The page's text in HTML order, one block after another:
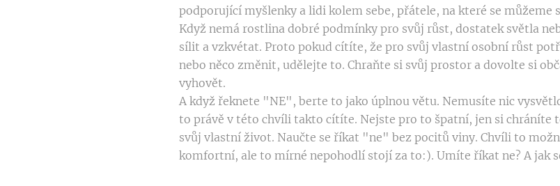
podporující myšlenky a lidi kolem sebe, přátele, na které se můžeme
Když nemá rostlina dobré podmínky pro svůj růst, dostatek světla
sílit a vzkvétat. Proto pokud cítíte, že pro svůj vlastní osobní růst
nebo něco změnit, udělejte to. Chraňte si svůj prostor a dovolte si
vyhovět.
A když řeknete "NE", berte to jako úplnou větu. Nemusíte nic
to právě v této chvíli takto cítíte. Nejste pro to špatní, jen si chráníte
svůj vlastní život. Naučte se říkat "ne" bez pocitů viny. Chvíli to
komfortní, ale to mírné nepohodlí stojí za to:). Umíte říkat ne? A jak